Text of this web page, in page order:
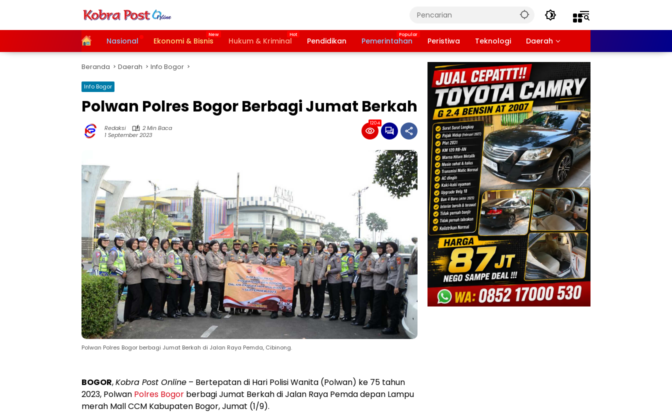
HomeNasional Ekonomi & Bisnis Hukum & Kriminal Pendidikan Pemerintahan Peristiwa Teknologi Daerah
Beranda Daerah Info Bogor
Info Bogor
Polwan Polres Bogor Berbagi Jumat Berkah
Redaksi
2 Min Baca
1 September 2023
1204
Polwan Polres Bogor berbagi Jumat Berkah di Jalan Raya Pemda, Cibinong.
BOGOR,Kobra Post Online – Bertepatan di Hari Polisi Wanita (Polwan) ke 75 tahun
2023, Polwan Polres Bogor berbagi Jumat Berkah di Jalan Raya Pemda depan Lampu
merah Mall CCM Kabupaten Bogor, Jumat (1/9).